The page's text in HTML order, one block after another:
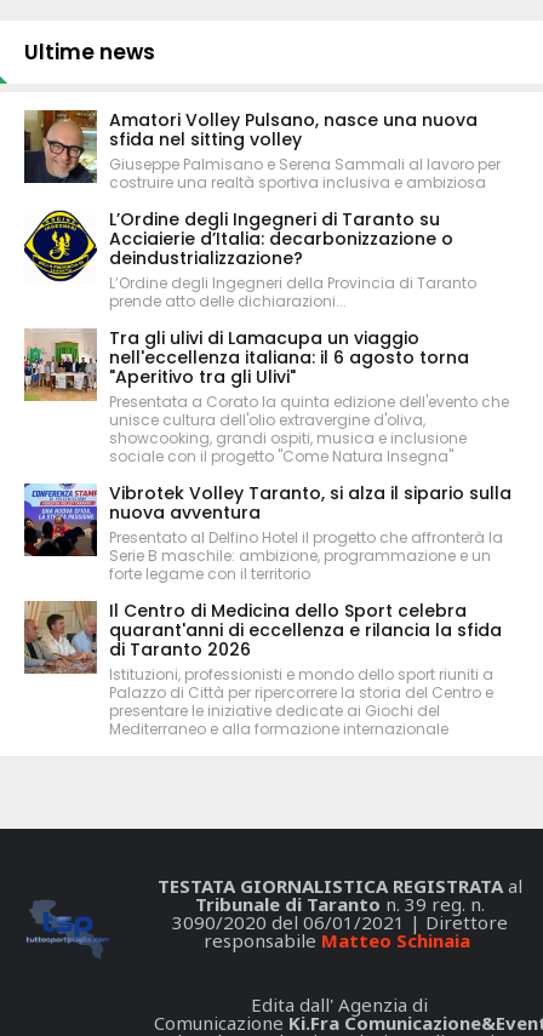
Ultime news
Amatori Volley Pulsano, nasce una nuova
sfida nel sitting volley
Giuseppe Palmisano e Serena Sammali al lavoro per
costruire una realtà sportiva inclusiva e ambiziosa
L’Ordine degli Ingegneri di Taranto su
Acciaierie d’Italia: decarbonizzazione o
deindustrializzazione?
L’Ordine degli Ingegneri della Provincia di Taranto
prende atto delle dichiarazioni...
Tra gli ulivi di Lamacupa un viaggio
nell'eccellenza italiana: il 6 agosto torna
"Aperitivo tra gli Ulivi"
Presentata a Corato la quinta edizione dell'evento che
unisce cultura dell'olio extravergine d'oliva,
showcooking, grandi ospiti, musica e inclusione
sociale con il progetto "Come Natura Insegna"
Vibrotek Volley Taranto, si alza il sipario sulla
nuova avventura
Presentato al Delfino Hotel il progetto che affronterà la
Serie B maschile: ambizione, programmazione e un
forte legame con il territorio
Il Centro di Medicina dello Sport celebra
quarant'anni di eccellenza e rilancia la sfida
di Taranto 2026
Istituzioni, professionisti e mondo dello sport riuniti a
Palazzo di Città per ripercorrere la storia del Centro e
presentare le iniziative dedicate ai Giochi del
Mediterraneo e alla formazione internazionale
TESTATA GIORNALISTICA REGISTRATAal
Tribunale di Taranto n. 39 reg. n.
3090/2020 del 06/01/2021 | Direttore
responsabile Matteo Schinaia
Edita dall' Agenzia di
Comunicazione Ki.Fra